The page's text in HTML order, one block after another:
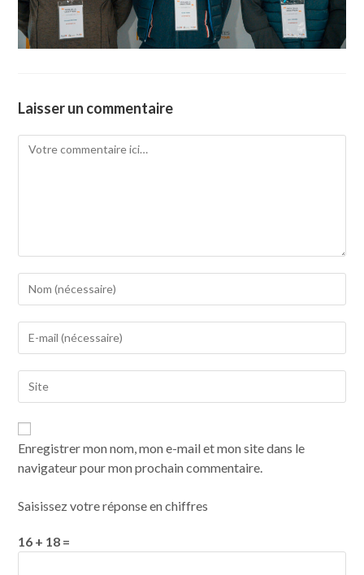
Laisser un commentaire
Enregistrer mon nom, mon e-mail et mon site dans le
navigateur pour mon prochain commentaire.
Saisissez votre réponse en chiffres
16 + 18 =